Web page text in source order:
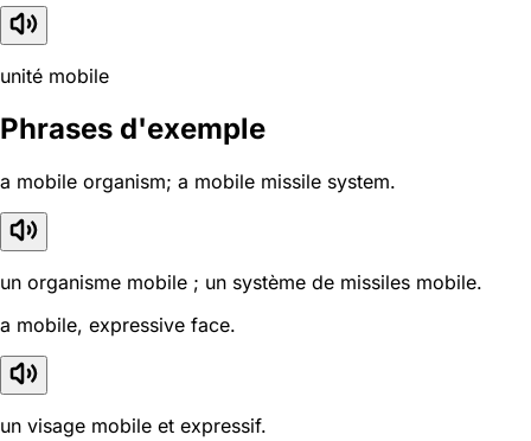
unité mobile
Phrases d'exemple
a mobile organism; a mobile missile system.
un organisme mobile ; un système de missiles mobile.
a mobile, expressive face.
un visage mobile et expressif.